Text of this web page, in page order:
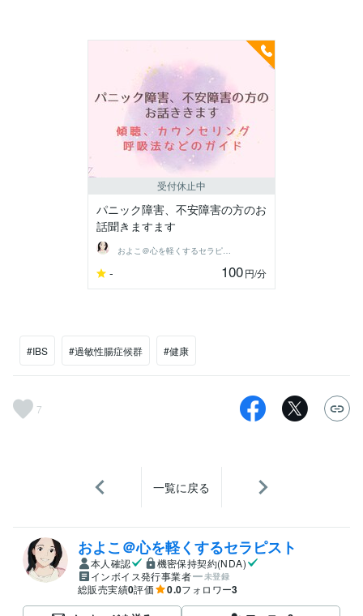
受付休止中
パニック障害、不安障害の方のお
話聞きますます
およこ＠心を軽くするセラピスト
- 100円/分
#IBS #過敏性腸症候群 #健康
7
一覧に戻る
およこ＠心を軽くするセラピスト
本人確認
機密保持契約(NDA)
インボイス発行事業者
未登録
総販売実績0評価 0.0フォロワー3